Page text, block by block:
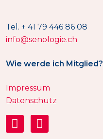
Tel. + 41 79 446 86 08
info@senologie.ch
Wie werde ich Mitglied?
Impressum
Datenschutz